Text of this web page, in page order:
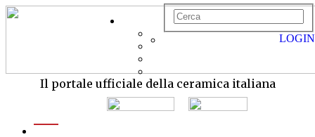
Il portale ufficiale della ceramica italiana
LOGIN